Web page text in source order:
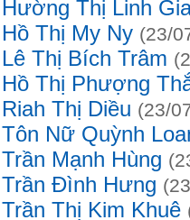
Hường Thị Linh
Hồ Thị My Ny (23/
Lê Thị Bích Trâm
Hồ Thị Phượng
Riah Thị Diều (23/
Tôn Nữ Quỳnh
Trần Mạnh Hùng
Trần Đình Hưng
Trần Thị Kim Khuê